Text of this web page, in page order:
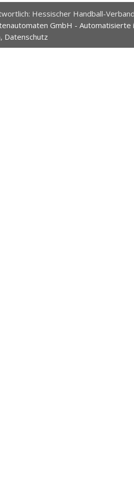
Hessischer Handball-
GmbH -
, Datenschutz